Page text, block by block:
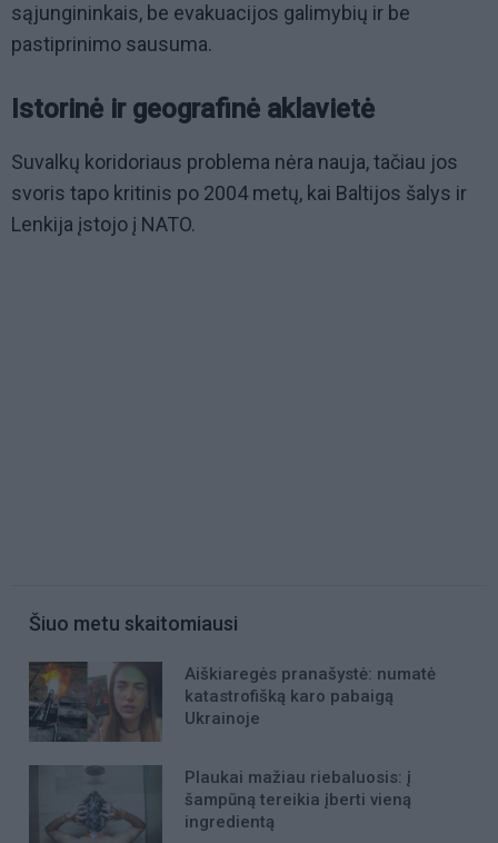
sąjungininkais, be evakuacijos galimybių ir be
pastiprinimo sausuma.
Istorinė ir geografinė aklavietė
Suvalkų koridoriaus problema nėra nauja, tačiau jos
svoris tapo kritinis po 2004 metų, kai Baltijos šalys ir
Lenkija įstojo į NATO.
Šiuo metu skaitomiausi
Aiškiaregės pranašystė: numatė
katastrofišką karo pabaigą
Ukrainoje
Plaukai mažiau riebaluosis: į
šampūną tereikia įberti vieną
ingredientą